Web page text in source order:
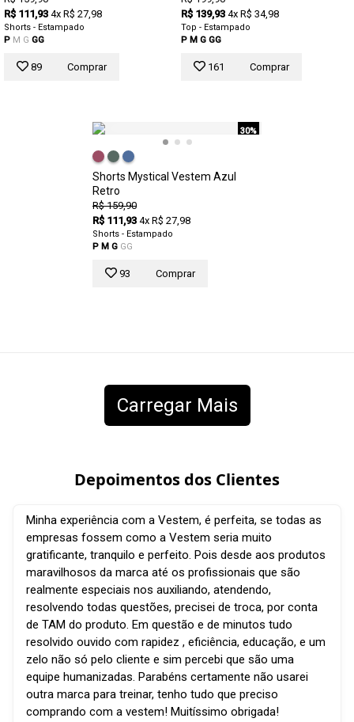
R$ 111,93 4x R$ 27,98
Shorts - Estampado
P M G GG
89 Comprar
R$ 139,93 4x R$ 34,98
Top - Estampado
P M G GG
161 Comprar
30%
Shorts Mystical Vestem Azul
Retro
R$ 159,90
R$ 111,93 4x R$ 27,98
Shorts - Estampado
P M G GG
93 Comprar
Carregar Mais
Depoimentos dos Clientes
Minha experiência com a Vestem, é perfeita, se todas as
empresas fossem como a Vestem seria muito
gratificante, tranquilo e perfeito. Pois desde aos produtos
maravilhosos da marca até os profissionais que são
realmente especiais nos auxiliando, atendendo,
resolvendo todas questões, precisei de troca, por conta
de TAM do produto. Em questão e de minutos tudo
resolvido ouvido com rapidez , eficiência, educação, e um
zelo não só pelo cliente e sim percebi que são uma
equipe humanizadas. Parabéns certamente não usarei
outra marca para treinar, tenho tudo que preciso
comprando com a vestem! Muitíssimo obrigada!